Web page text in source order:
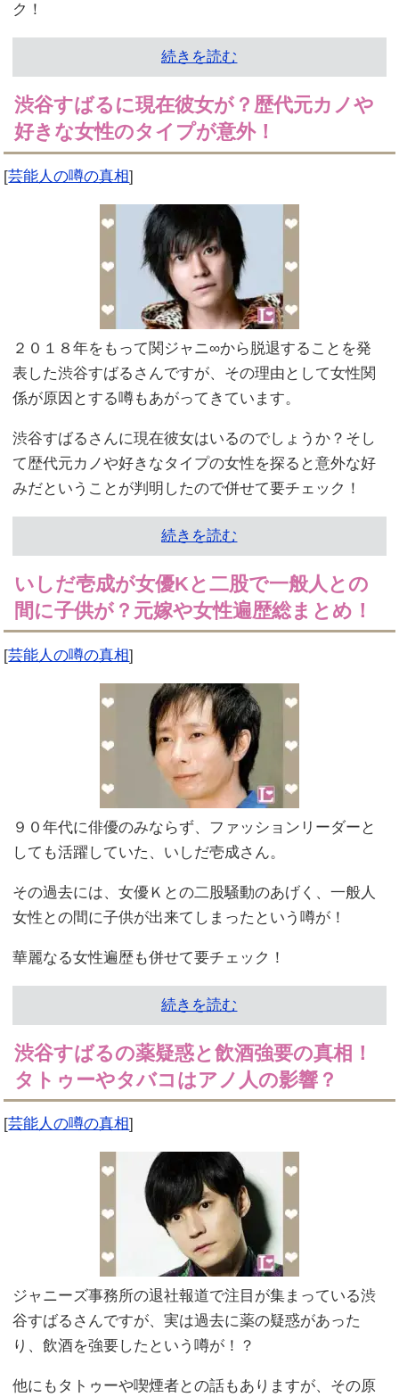
ク！
続きを読む
渋谷すばるに現在彼女が？歴代元カノや
好きな女性のタイプが意外！
[芸能人の噂の真相]
２０１８年をもって関ジャニ∞から脱退することを発
表した渋谷すばるさんですが、その理由として女性関
係が原因とする噂もあがってきています。
渋谷すばるさんに現在彼女はいるのでしょうか？そし
て歴代元カノや好きなタイプの女性を探ると意外な好
みだということが判明したので併せて要チェック！
続きを読む
いしだ壱成が女優Kと二股で一般人との
間に子供が？元嫁や女性遍歴総まとめ！
[芸能人の噂の真相]
９０年代に俳優のみならず、ファッションリーダーと
しても活躍していた、いしだ壱成さん。
その過去には、女優Ｋとの二股騒動のあげく、一般人
女性との間に子供が出来てしまったという噂が！
華麗なる女性遍歴も併せて要チェック！
続きを読む
渋谷すばるの薬疑惑と飲酒強要の真相！
タトゥーやタバコはアノ人の影響？
[芸能人の噂の真相]
ジャニーズ事務所の退社報道で注目が集まっている渋
谷すばるさんですが、実は過去に薬の疑惑があった
り、飲酒を強要したという噂が！？
他にもタトゥーや喫煙者との話もありますが、その原